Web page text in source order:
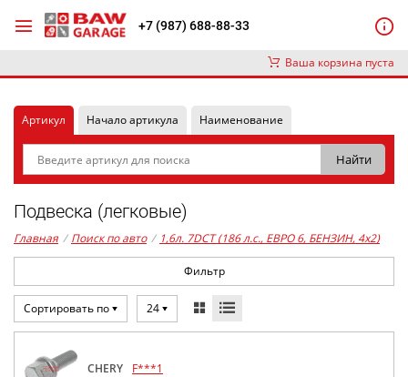
+7 (987) 688-88-33
Ваша корзина пуста
Артикул Начало артикула Наименование
Подвеска (легковые)
Главная / Поиск по авто / 1,6л. 7DCT (186 л.с., ЕВРО 6, БЕНЗИН, 4x2)
Фильтр
Сортировать по 24
CHERY F***1